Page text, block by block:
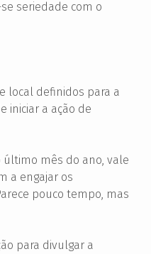
seriedade com o
local definidos para a
iniciar a ação de
último mês do ano, vale
a engajar os
pouco tempo, mas
para divulgar a